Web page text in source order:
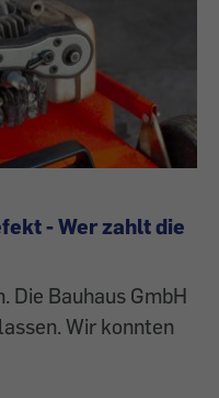
- Wer zahlt die
Die Bauhaus GmbH
Wir konnten